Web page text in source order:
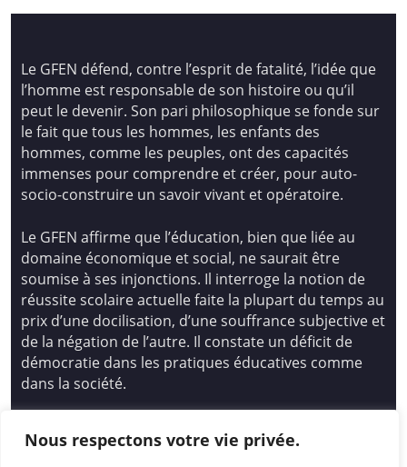
Nous respectons votre vie privée.
Le GFEN défend, contre l’esprit de fatalité, l’idée que
l’homme est responsable de son histoire ou qu’il
peut le devenir. Son pari philosophique se fonde sur
le fait que tous les hommes, les enfants des
hommes, comme les peuples, ont des capacités
immenses pour comprendre et créer, pour auto-
socio-construire un savoir vivant et opératoire.
Le GFEN affirme que l’éducation, bien que liée au
domaine économique et social, ne saurait être
soumise à ses injonctions. Il interroge la notion de
réussite scolaire actuelle faite la plupart du temps au
prix d’une docilisation, d’une souffrance subjective et
de la négation de l’autre. Il constate un déficit de
démocratie dans les pratiques éducatives comme
dans la société.
Nouvelle